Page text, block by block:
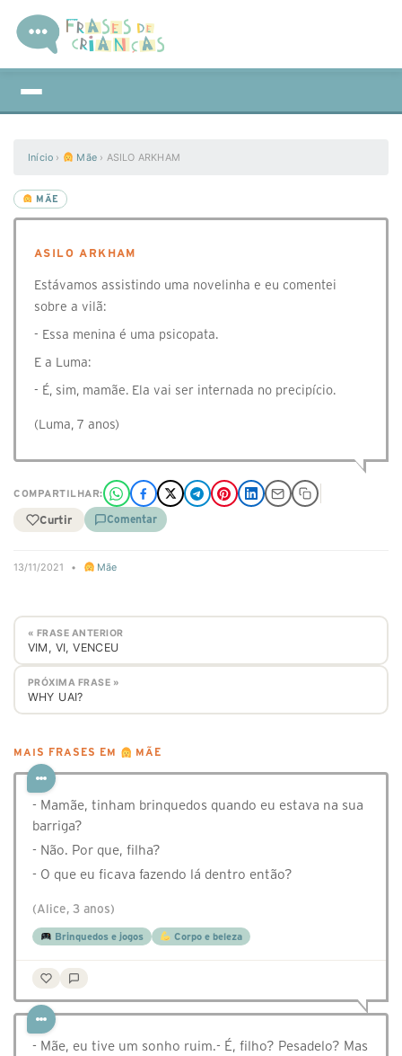
Início › Mãe › ASILO ARKHAM
MÃE
ASILO ARKHAM
Estávamos assistindo uma novelinha e eu comentei
sobre a vilã:
- Essa menina é uma psicopata.
E a Luma:
- É, sim, mamãe. Ela vai ser internada no precipício.
(Luma, 7 anos)
COMPARTILHAR:
Curtir Comentar
13/11/2021 • Mãe
« FRASE ANTERIOR
VIM, VI, VENCEU
PRÓXIMA FRASE »
WHY UAI?
MAIS FRASES EM MÃE
- Mamãe, tinham brinquedos quando eu estava na sua
barriga?
- Não. Por que, filha?
- O que eu ficava fazendo lá dentro então?
(Alice, 3 anos)
Brinquedos e jogos Corpo e beleza
- Mãe, eu tive um sonho ruim.- É, filho? Pesadelo? Mas